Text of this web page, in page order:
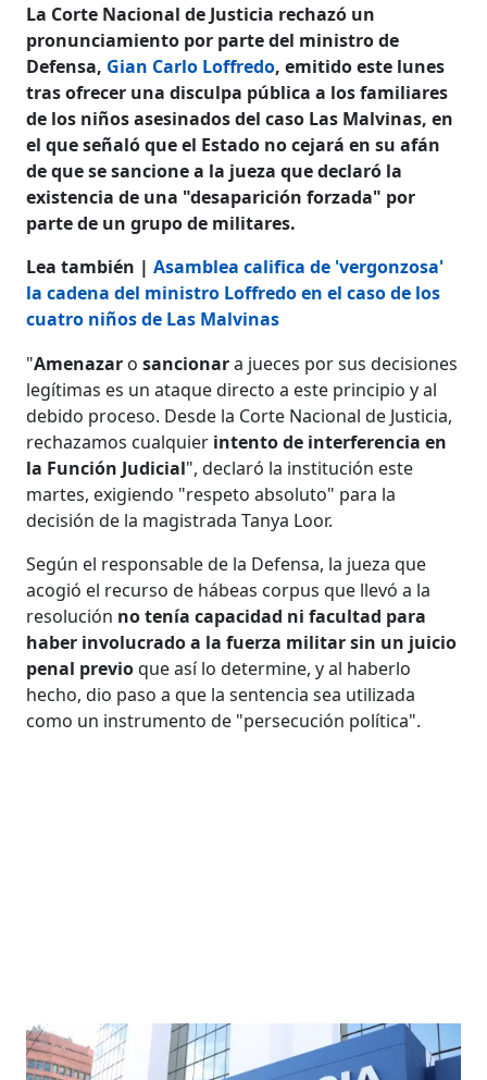
La Corte Nacional de Justicia rechazó un
pronunciamiento por parte del ministro de
Defensa, Gian Carlo Loffredo, emitido este lunes
tras ofrecer una disculpa pública a los familiares
de los niños asesinados del caso Las Malvinas, en
el que señaló que el Estado no cejará en su afán
de que se sancione a la jueza que declaró la
existencia de una "desaparición forzada" por
parte de un grupo de militares.
Lea también |Asamblea califica de 'vergonzosa'
la cadena del ministro Loffredo en el caso de los
cuatro niños de Las Malvinas
"Amenazar osancionara jueces por sus decisiones
legítimas es un ataque directo a este principio y al
debido proceso. Desde la Corte Nacional de Justicia,
rechazamos cualquier intento de interferencia en
la Función Judicial", declaró la institución este
martes, exigiendo "respeto absoluto" para la
decisión de la magistrada Tanya Loor.
Según el responsable de la Defensa, la jueza que
acogió el recurso de hábeas corpus que llevó a la
resolución no tenía capacidad ni facultad para
haber involucrado a la fuerza militar sin un juicio
penal previoque así lo determine, y al haberlo
hecho, dio paso a que la sentencia sea utilizada
como un instrumento de "persecución política".